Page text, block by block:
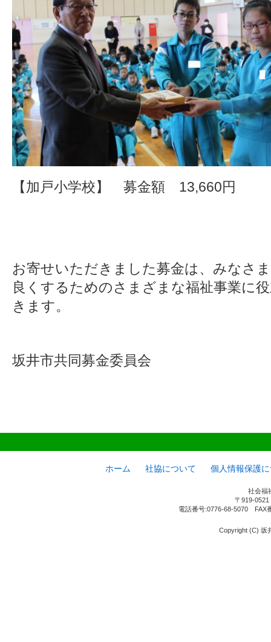
【加戸小学校】 募金額 13,660円
お寄せいただきました募金は、みなさ
良くするためのさまざまな福祉事業に
きます。
坂井市共同募金委員会
ホーム 社協について 個人情報保護
社会福
〒919-
電話番号:0776-68-5070
Copyright (C) 坂